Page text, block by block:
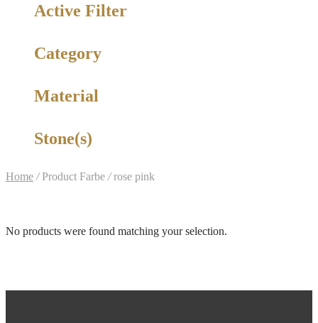
Active Filter
Category
Material
Stone(s)
Home /Product Farbe /rose pink
No products were found matching your selection.